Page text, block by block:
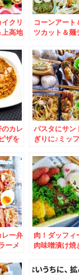
クリ
高地
コーンアート
ツカット＆麺
☆
カレ
ザを
パスタにサン
ぎりに♪ミッ
ン♪
レー弁
ーメ
肉！ダッフィ
肉味噌漬け焼